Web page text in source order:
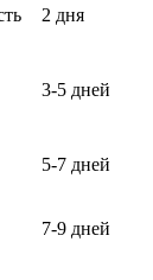
2 дня
3-5 дней
5-7 дней
7-9 дней